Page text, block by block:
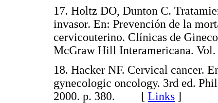
17. Holtz DO, Dunton C.
invasor. En: Prevención de la
cervicouterino. Clínicas de
McGraw Hill Interamericana.
18. Hacker NF. Cervical cancer.
gynecologic oncology. 3rd ed.
2000. p. 380. [ Links ]